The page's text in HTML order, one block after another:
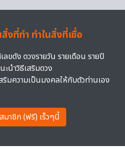
งที่ทำ ทำในสิ่งที่เชื่อ
ลขดัง ดวงรายวัน รายเดือน รายปี
นำวิธีเสริมดวง
มความเป็นมงคลให้กับตัวท่านเอง
มาชิก (ฟรี) เร็วๆนี้